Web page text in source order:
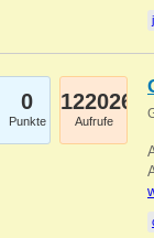
0
Punkte
122026
Aufrufe